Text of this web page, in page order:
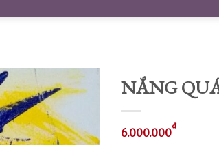
NẮNG
6.000.000₫